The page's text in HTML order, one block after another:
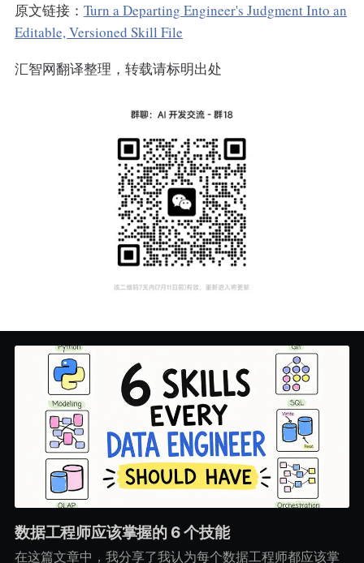
原文链接： Turn a Departing Engineer's Judgment Into an
Editable, Versioned Skill File
汇智网翻译整理，转载请标明出处
数据工程师应该掌握的 6 个技能
在这篇文章中，我分享了我认为每个数据工程师都应该掌